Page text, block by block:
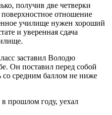
получив две четверки
поверхностное отношение
училище нужен хороший
и уверенная сдача
заставил Володю
Он поставил перед собой
со средним баллом не ниже
прошлом году, уехал